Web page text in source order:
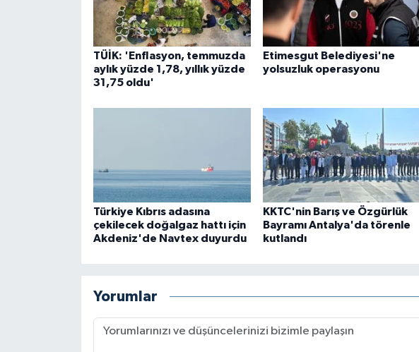
TÜİK: 'Enflasyon, temmuzda
aylık yüzde 1,78, yıllık yüzde
31,75 oldu'
Etimesgut Belediyesi'ne
yolsuzluk operasyonu
Türkiye Kıbrıs adasına
çekilecek doğalgaz hattı için
Akdeniz'de Navtex duyurdu
KKTC'nin Barış ve Özgürlük
Bayramı Antalya'da törenle
kutlandı
Yorumlar